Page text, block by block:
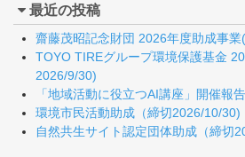
最近の投稿
齋藤茂昭記念財団 2026年度助成事
TOYO TIREグループ環境保護基金
2026/9/30)
「地域活動に役立つAI講座」開催報
環境市民活動助成（締切2026/10/30)
自然共生サイト認定団体助成（締切